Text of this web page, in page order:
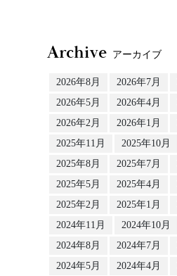
Archive アーカイブ
2026年8月 2026年7月
2026年5月
2026年4月
2026年2月
2026年1月
2025年11月
2025年10月
2025年8月
2025年7月
2025年5月
2025年4月
2025年2月
2025年1月
2024年11月
2024年10月
2024年8月
2024年7月
2024年5月
2024年4月